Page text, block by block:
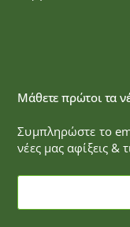
Μάθετε πρώτοι τα
Συμπληρώστε το
νέες μας αφίξεις &